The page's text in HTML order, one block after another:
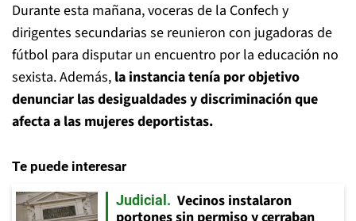
Durante esta mañana, voceras de la Confech y
dirigentes secundarias se reunieron con jugadoras de
fútbol para disputar un encuentro por la educación no
sexista. Además, la instancia tenía por objetivo
denunciar las desigualdades y discriminación que
afecta a las mujeres deportistas.
Te puede interesar
Judicial
Vecinos instalaron